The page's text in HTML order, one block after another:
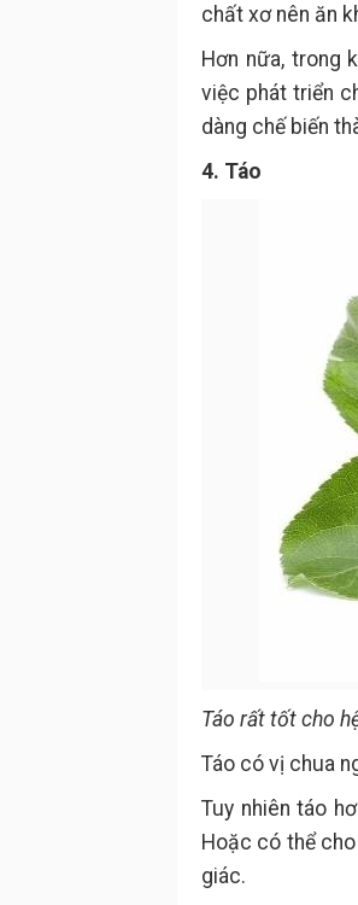
chất xơ nên ăn
Hơn nữa, trong
việc phát triển
dàng chế biến
4. Táo
Táo rất tốt cho
Táo có vị chua
Tuy nhiên táo
Hoặc có thể
giác.